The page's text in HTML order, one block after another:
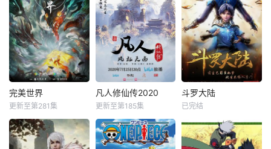
完美世界
更新至第281集
凡人修仙传2020
更新至第185集
斗罗大陆
已完结